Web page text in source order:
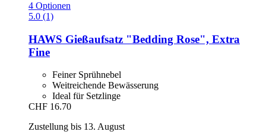
4 Optionen
5.0 (1)
HAWS Gießaufsatz "Bedding Rose", Extra
Fine
Feiner Sprühnebel
Weitreichende Bewässerung
Ideal für Setzlinge
CHF 16.70
Zustellung bis 13. August